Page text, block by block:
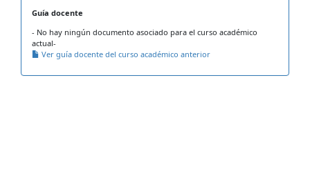
Guía docente
- No hay ningún documento asociado para el curso académico
actual-
Ver guía docente del curso académico anterior